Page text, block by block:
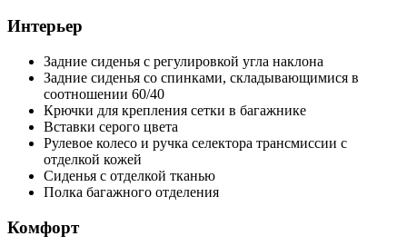
Интерьер
Задние сиденья с регулировкой угла наклона
Задние сиденья со спинками, складывающимися в
соотношении 60/40
Крючки для крепления сетки в багажнике
Вставки серого цвета
Рулевое колесо и ручка селектора трансмиссии с
отделкой кожей
Сиденья с отделкой тканью
Полка багажного отделения
Комфорт